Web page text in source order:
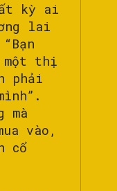
kỳ ai
lai
một thị
phải
mà
vào,
cổ